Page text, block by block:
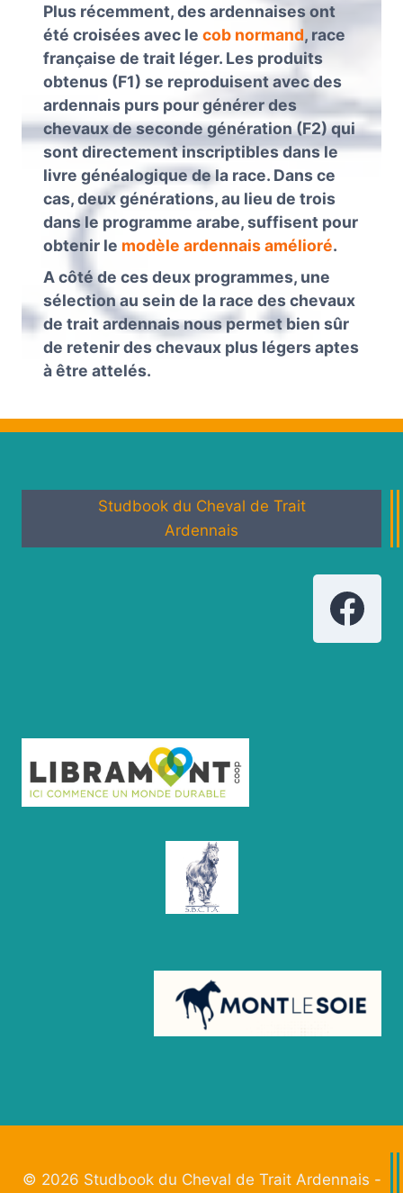
Plus récemment, des ardennaises ont
été croisées avec le cob normand, race
française de trait léger. Les produits
obtenus (F1) se reproduisent avec des
ardennais purs pour générer des
chevaux de seconde génération (F2) qui
sont directement inscriptibles dans le
livre généalogique de la race. Dans ce
cas, deux générations, au lieu de trois
dans le programme arabe, suffisent pour
obtenir le modèle ardennais amélioré.
A côté de ces deux programmes, une
sélection au sein de la race des chevaux
de trait ardennais nous permet bien sûr
de retenir des chevaux plus légers aptes
à être attelés.
Studbook du Cheval de Trait
Ardennais
© 2026 Studbook du Cheval de Trait Ardennais -